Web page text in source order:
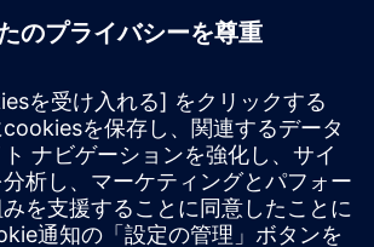
社のグローバルな帰属意識向上イニシア
すべての法令に準拠して運営されてい